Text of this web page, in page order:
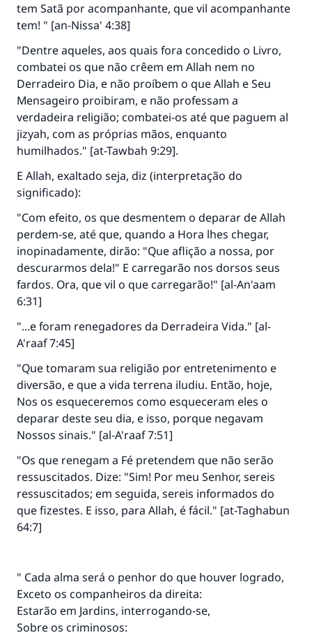
tem Satã por acompanhante, que vil acompanhante
tem! " [an-Nissa' 4:38]
"Dentre aqueles, aos quais fora concedido o Livro,
combatei os que não crêem em Allah nem no
Derradeiro Dia, e não proíbem o que Allah e Seu
Mensageiro proibiram, e não professam a
verdadeira religião; combatei-os até que paguem al
jizyah, com as próprias mãos, enquanto
humilhados." [at-Tawbah 9:29].
E Allah, exaltado seja, diz (interpretação do
significado):
"Com efeito, os que desmentem o deparar de Allah
perdem-se, até que, quando a Hora lhes chegar,
inopinadamente, dirão: "Que aflição a nossa, por
descurarmos dela!" E carregarão nos dorsos seus
fardos. Ora, que vil o que carregarão!" [al-An'aam
6:31]
"...e foram renegadores da Derradeira Vida." [al-
A'raaf 7:45]
"Que tomaram sua religião por entretenimento e
diversão, e que a vida terrena iludiu. Então, hoje,
Nos os esqueceremos como esqueceram eles o
deparar deste seu dia, e isso, porque negavam
Nossos sinais." [al-A'raaf 7:51]
"Os que renegam a Fé pretendem que não serão
ressuscitados. Dize: "Sim! Por meu Senhor, sereis
ressuscitados; em seguida, sereis informados do
que fizestes. E isso, para Allah, é fácil." [at-Taghabun
64:7]
" Cada alma será o penhor do que houver logrado,
Exceto os companheiros da direita:
Estarão em Jardins, interrogando-se,
Sobre os criminosos:
casamento.
Ajude-nos a responder à Ummah